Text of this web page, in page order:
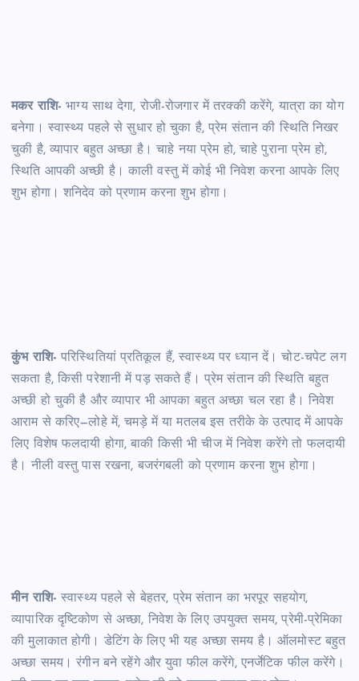
मकर राशि- भाग्य साथ देगा, रोजी-रोजगार में तरक्की करेंगे, यात्रा का योग
बनेगा। स्वास्थ्य पहले से सुधार हो चुका है, प्रेम संतान की स्थिति निखर
चुकी है, व्यापार बहुत अच्छा है। चाहे नया प्रेम हो, चाहे पुराना प्रेम हो,
स्थिति आपकी अच्छी है। काली वस्तु में कोई भी निवेश करना आपके लिए
शुभ होगा। शनिदेव को प्रणाम करना शुभ होगा।
कुंभ राशि- परिस्थितियां प्रतिकूल हैं, स्वास्थ्य पर ध्यान दें। चोट-चपेट लग
सकता है, किसी परेशानी में पड़ सकते हैं। प्रेम संतान की स्थिति बहुत
अच्छी हो चुकी है और व्यापार भी आपका बहुत अच्छा चल रहा है। निवेश
आराम से करिए—लोहे में, चमड़े में या मतलब इस तरीके के उत्पाद में आपके
लिए विशेष फलदायी होगा, बाकी किसी भी चीज में निवेश करेंगे तो फलदायी
है। नीली वस्तु पास रखना, बजरंगबली को प्रणाम करना शुभ होगा।
मीन राशि- स्वास्थ्य पहले से बेहतर, प्रेम संतान का भरपूर सहयोग,
व्यापारिक दृष्टिकोण से अच्छा, निवेश के लिए उपयुक्त समय, प्रेमी-प्रेमिका
की मुलाकात होगी। डेटिंग के लिए भी यह अच्छा समय है। ऑलमोस्ट बहुत
अच्छा समय। रंगीन बने रहेंगे और युवा फील करेंगे, एनर्जेटिक फील करेंगे।